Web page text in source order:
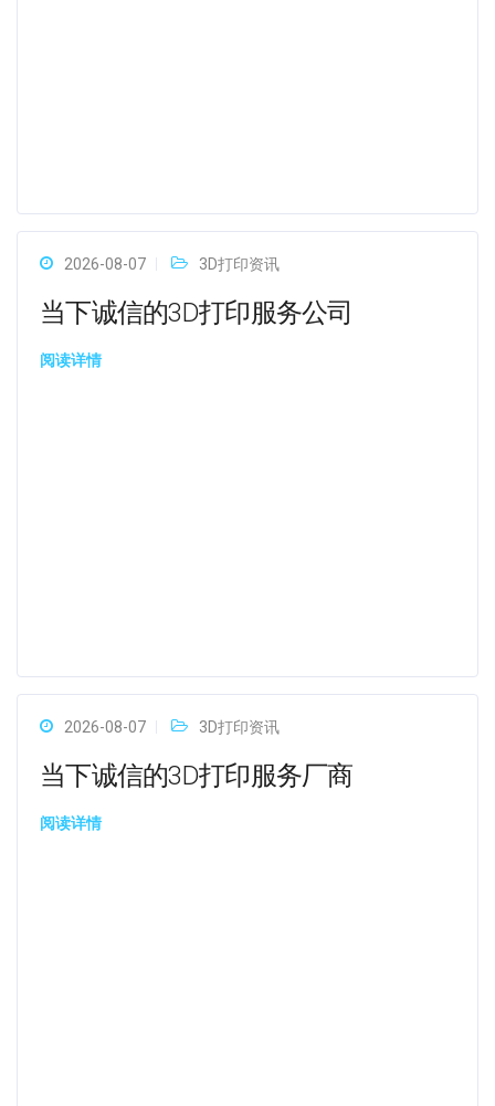
2026-08-07 3D打印资讯
当下诚信的3D打印服务公司
阅读详情
2026-08-07 3D打印资讯
当下诚信的3D打印服务厂商
阅读详情